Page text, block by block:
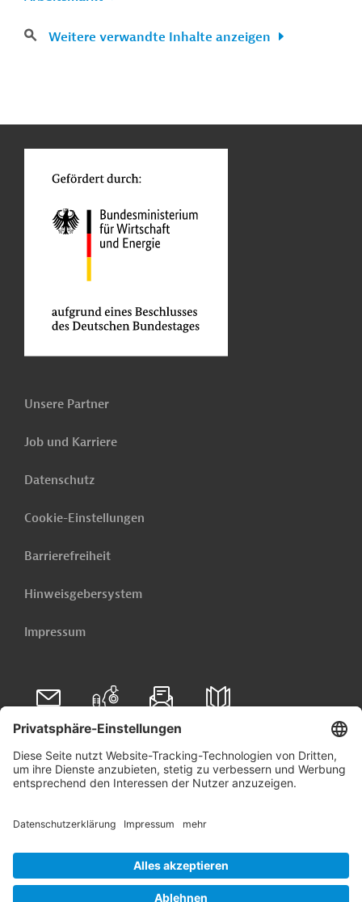
Weitere verwandte Inhalte anzeigen
Unsere Partner
Job und Karriere
Datenschutz
Cookie-Einstellungen
Barrierefreiheit
Hinweisgebersystem
Impressum
Folgen Sie uns auf
Linkedin
© 2026 Germany Trade & Invest